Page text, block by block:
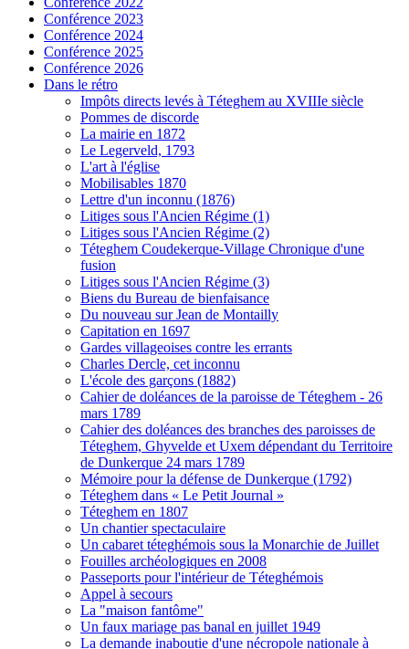
Conférence 2023
Conférence 2024
Conférence 2025
Conférence 2026
Dans le rétro
Impôts directs levés à Téteghem au XVIIIe siècle
Pommes de discorde
La mairie en 1872
Le Legerveld, 1793
L'art à l'église
Mobilisables 1870
Lettre d'un inconnu (1876)
Litiges sous l'Ancien Régime (1)
Litiges sous l'Ancien Régime (2)
Téteghem Coudekerque-Village Chronique d'une
fusion
Litiges sous l'Ancien Régime (3)
Biens du Bureau de bienfaisance
Du nouveau sur Jean de Montailly
Capitation en 1697
Gardes villageoises contre les errants
Charles Dercle, cet inconnu
L'école des garçons (1882)
Cahier de doléances de la paroisse de Téteghem - 26
mars 1789
Cahier des doléances des branches des paroisses de
Téteghem, Ghyvelde et Uxem dépendant du Territoire
de Dunkerque 24 mars 1789
Mémoire pour la défense de Dunkerque (1792)
Téteghem dans « Le Petit Journal »
Téteghem en 1807
Un chantier spectaculaire
Un cabaret téteghémois sous la Monarchie de Juillet
Fouilles archéologiques en 2008
Passeports pour l'intérieur de Téteghémois
Appel à secours
La "maison fantôme"
Un faux mariage pas banal en juillet 1949
La demande inaboutie d'une nécropole nationale à